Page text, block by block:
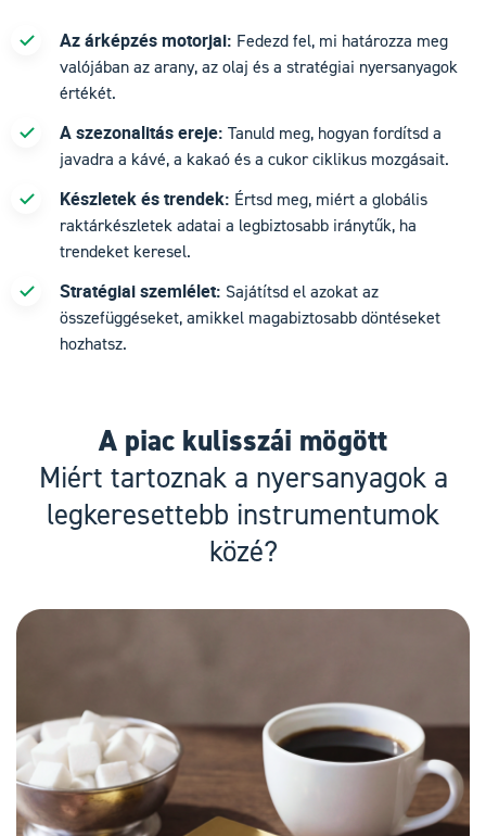
Az árképzés motorjai: Fedezd fel, mi határozza meg
valójában az arany, az olaj és a stratégiai nyersanyagok
értékét.
A szezonalitás ereje: Tanuld meg, hogyan fordítsd a
javadra a kávé, a kakaó és a cukor ciklikus mozgásait.
Készletek és trendek: Értsd meg, miért a globális
raktárkészletek adatai a legbiztosabb iránytűk, ha
trendeket keresel.
Stratégiai szemlélet: Sajátítsd el azokat az
összefüggéseket, amikkel magabiztosabb döntéseket
hozhatsz.
A piac kulisszái mögött
Miért tartoznak a nyersanyagok a
legkeresettebb instrumentumok
közé?